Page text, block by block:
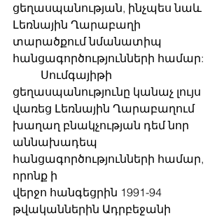
ցեղասպանության, ինչպես նաև
Լեռնային Ղարաբաղի
տարածքում նմանատիպ
հանցագործությունների համար:
ցեղասպանությունը կանաչ լույս
վառեց Լեռնային Ղարաբաղում
խաղաղ բնակչության դեմ նոր
աննախադեպ
հանցագործությունների համար,
որոնք ի
վերջո հանգեցրին 1991-94
թվականներին Ադրբեջանի